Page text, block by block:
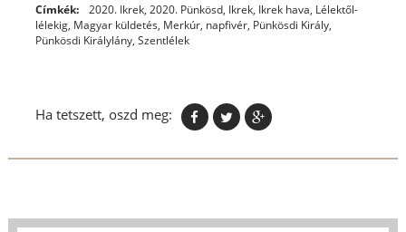
Címkék: 2020. Ikrek, 2020. Pünkösd, Ikrek, Ikrek hava, Lélektől-
lélekig, Magyar küldetés, Merkúr, napfivér, Pünkösdi Király,
Pünkösdi Királylány, Szentlélek
Ha tetszett, oszd meg: